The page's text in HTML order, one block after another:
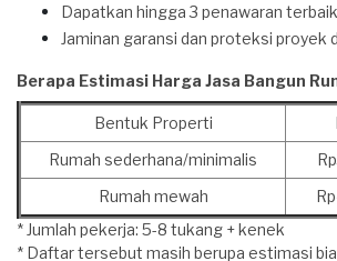
Dapatkan hingga 3 penawaran terbaik
Jaminan garansi dan proteksi proyek
Berapa Estimasi Harga Jasa Bangun
Bentuk Properti
Rumah sederhana/minimalis
Rumah mewah
* Jumlah pekerja: 5-8 tukang + kenek
* Daftar tersebut masih berupa estimasi